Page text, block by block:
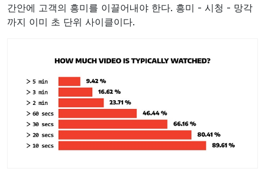
간안에 고객의 흥미를 이끌어내야 한다. 흥미 - 시청 - 망각
까지 이미 초 단위 사이클이다.